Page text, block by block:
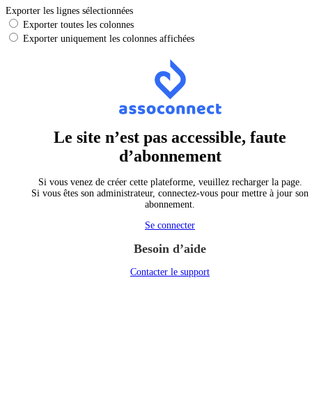
Exporter les lignes sélectionnées
Exporter toutes les colonnes
Exporter uniquement les colonnes affichées
Le site n’est pas accessible, faute
d’abonnement
Si vous venez de créer cette plateforme, veuillez recharger la page.
Si vous êtes son administrateur, connectez-vous pour mettre à jour son
abonnement.
Se connecter
Besoin d’aide
Contacter le support